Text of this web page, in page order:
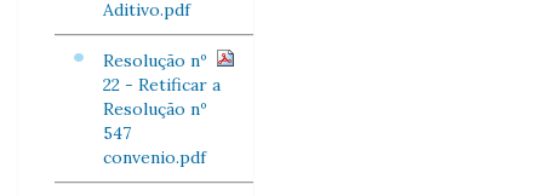
Aditivo.pdf
Resolução nº
22 - Retificar a
Resolução nº
547
convenio.pdf